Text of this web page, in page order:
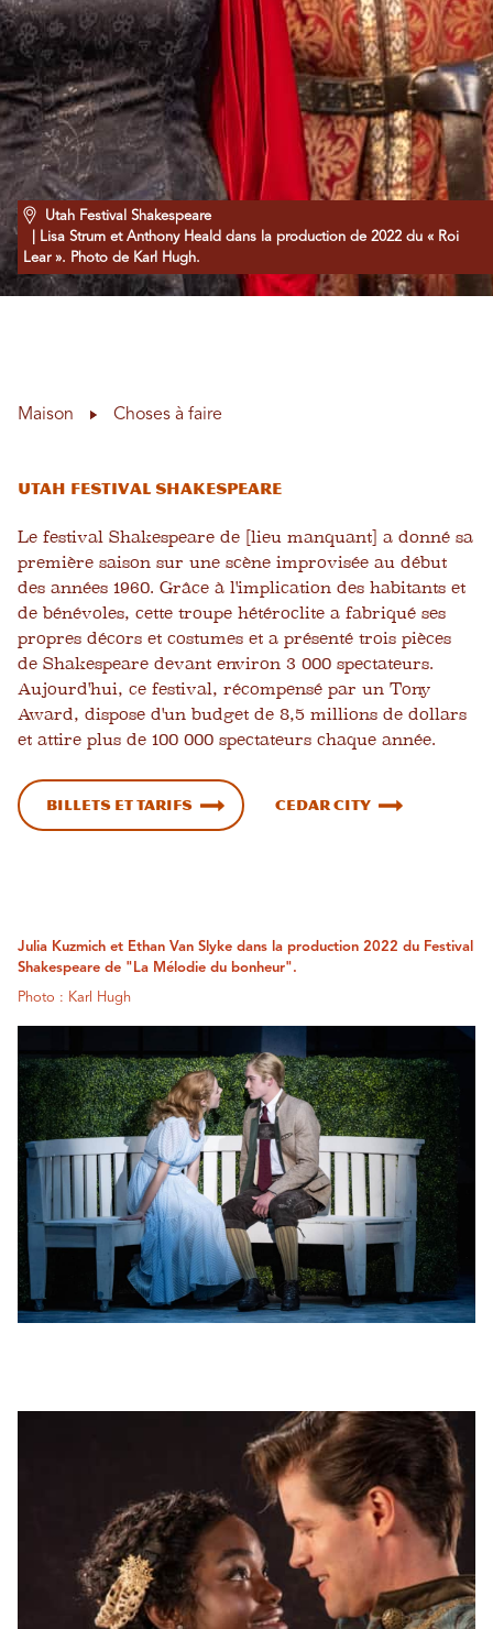
Utah Festival Shakespeare
| Lisa Strum et Anthony Heald dans la production de 2022 du « Roi
Lear ». Photo de Karl Hugh.
Maison Choses à faire
Utah Festival Shakespeare
Le festival Shakespeare de [lieu manquant] a donné sa
première saison sur une scène improvisée au début
des années 1960. Grâce à l'implication des habitants et
de bénévoles, cette troupe hétéroclite a fabriqué ses
propres décors et costumes et a présenté trois pièces
de Shakespeare devant environ 3 000 spectateurs.
Aujourd'hui, ce festival, récompensé par un Tony
Award, dispose d'un budget de 8,5 millions de dollars
et attire plus de 100 000 spectateurs chaque année.
Billets et tarifs Cedar City
Julia Kuzmich et Ethan Van Slyke dans la production 2022 du Festival
Shakespeare de "La Mélodie du bonheur".
Photo : Karl Hugh